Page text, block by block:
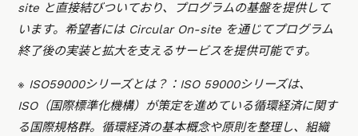
site と直接結びついており、プログラムの基盤を提供して
います。希望者には Circular On-site を通じてプログラム
終了後の実装と拡大を支えるサービスを提供可能です。
※ ISO59000シリーズとは？：ISO 59000シリーズは、
ISO（国際標準化機構）が策定を進めている循環経済に関す
る国際規格群。循環経済の基本概念や原則を整理し、組織